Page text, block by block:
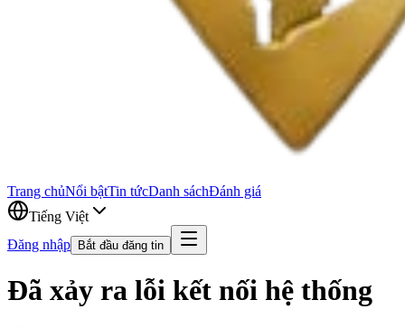
Trang chủNổi bậtTin tứcDanh sáchĐánh giá
Tiếng Việt
Đăng nhập
Bắt đầu đăng tin
Đã xảy ra lỗi kết nối hệ thống